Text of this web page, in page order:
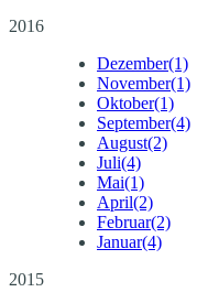
2016
Dezember(1)
November(1)
Oktober(1)
September(4)
August(2)
Juli(4)
Mai(1)
April(2)
Februar(2)
Januar(4)
2015